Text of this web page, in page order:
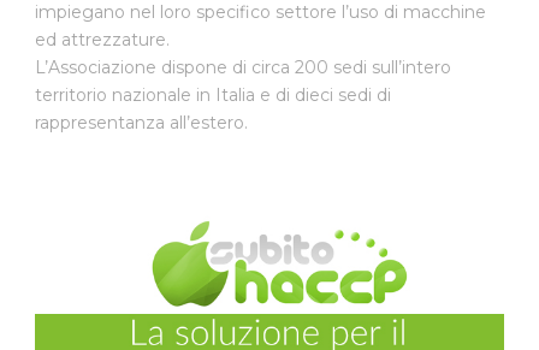
impiegano nel loro specifico settore l’uso di macchine
ed attrezzature.
L’Associazione dispone di circa 200 sedi sull’intero
territorio nazionale in Italia e di dieci sedi di
rappresentanza all’estero.